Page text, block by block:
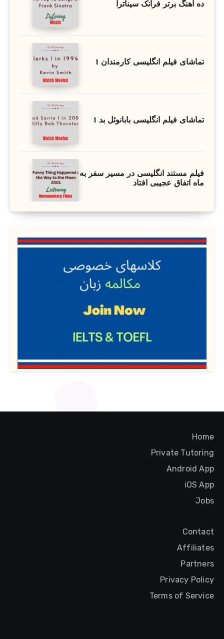
ده آهنگ برتر فرانک سیناترا
تماشای فیلم انگلیسی کارمندان 1
تماشای فیلم انگلیسی بابانوئل بد 1
فیلم مستند انگلیسی در مسیر سفر به
ماه اتفاق عجیبی افتاد
Home
Private Tutoring
Android App
iOS App
Jobs
Contact
Affiliates
Partners
Privacy Policy
Terms of Service